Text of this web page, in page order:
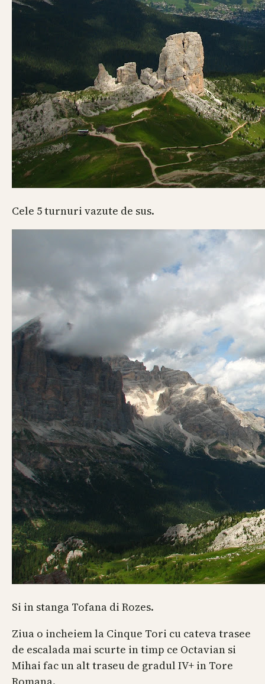
Cele 5 turnuri vazute de sus.
Si in stanga Tofana di Rozes.
Ziua o incheiem la Cinque Tori cu cateva trasee
de escalada mai scurte in timp ce Octavian si
Mihai fac un alt traseu de gradul IV+ in Tore